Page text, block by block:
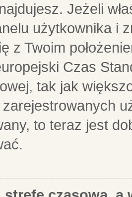
Jeżeli
użytkownika i
z Twoim
Czas
tak jak
to teraz jest